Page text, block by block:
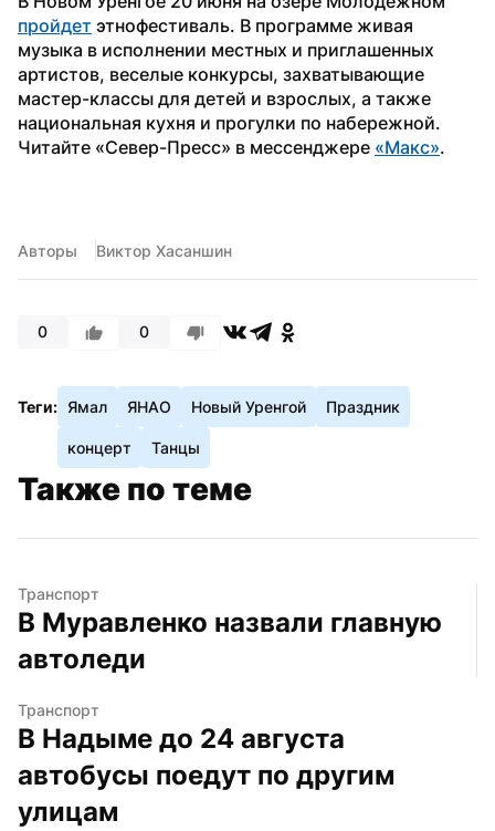
пройдет этнофестиваль. В программе живая
музыка в исполнении местных и приглашенных
артистов, веселые конкурсы, захватывающие
мастер-классы для детей и взрослых, а также
национальная кухня и прогулки по набережной.
Читайте «Север-Пресс» в мессенджере «Макс».
Авторы Виктор Хасаншин
0 0
Теги: Ямал ЯНАО Новый Уренгой Праздник
концерт Танцы
Также по теме
Транспорт
В Муравленко назвали главную
автоледи
Транспорт
В Надыме до 24 августа
автобусы поедут по другим
улицам